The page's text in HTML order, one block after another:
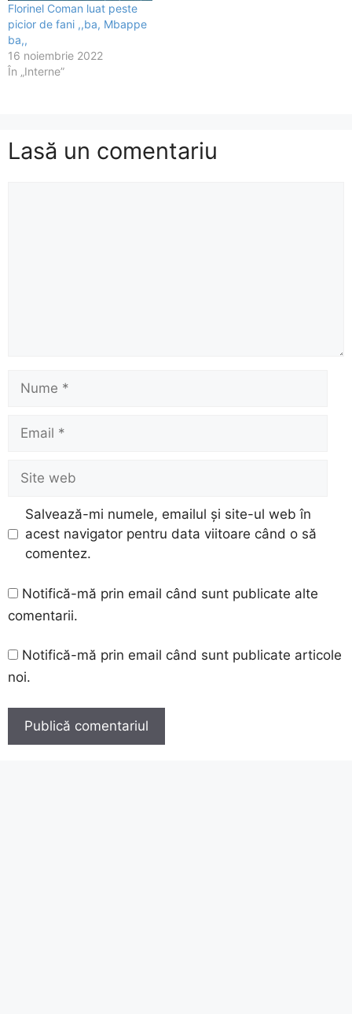
Florinel Coman luat peste
picior de fani ,,ba, Mbappe
ba,,
16 noiembrie 2022
În „Interne”
Lasă un comentariu
Nume
Email
Site
web
Salvează-mi numele, emailul și site-ul web în
acest navigator pentru data viitoare când o să
comentez.
Notifică-mă prin email când sunt publicate alte
comentarii.
Notifică-mă prin email când sunt publicate articole
noi.